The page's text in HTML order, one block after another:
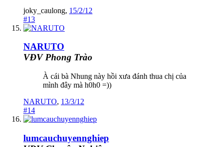
joky_caulong, 15/2/12
#13
NARUTO
VĐV Phong Trào
À cái bà Nhung này hồi xưa đánh thua chị của
mình đây mà h0h0 =))
NARUTO, 13/3/12
#14
lumcauchuyennghiep